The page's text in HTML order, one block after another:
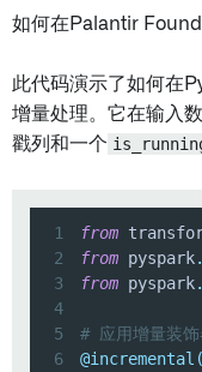
如何在Palantir
此代码演示了如何在
增量处理。它在输入
戳列和一个
1 from
2
from pyspark.
3
from pyspark.
4
5
# 应用增量装饰
6
@incremental (